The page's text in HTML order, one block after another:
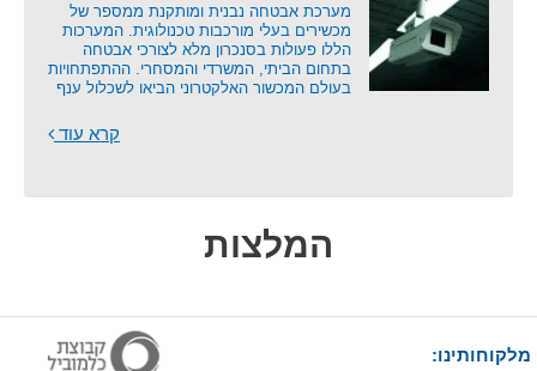
מערכת אבטחה נבנית ומותקנת ממספר של
מכשירים בעלי מורכבות טכנולוגית. המערכות
הללו פעולות בסנכרון מלא לצורכי אבטחה
בתחום הביתי, המשרדי והמסחרי. ההתפתחויות
בעולם המכשור האלקטרוני הביאו לשכלול ענף
קרא עוד
המלצות
מלקוחותינו: